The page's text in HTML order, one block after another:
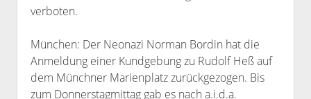
verboten.
München: Der Neonazi Norman Bordin hat die
Anmeldung einer Kundgebung zu Rudolf Heß auf
dem Münchner Marienplatz zurückgezogen. Bis
zum Donnerstagmittag gab es nach a.i.d.a.